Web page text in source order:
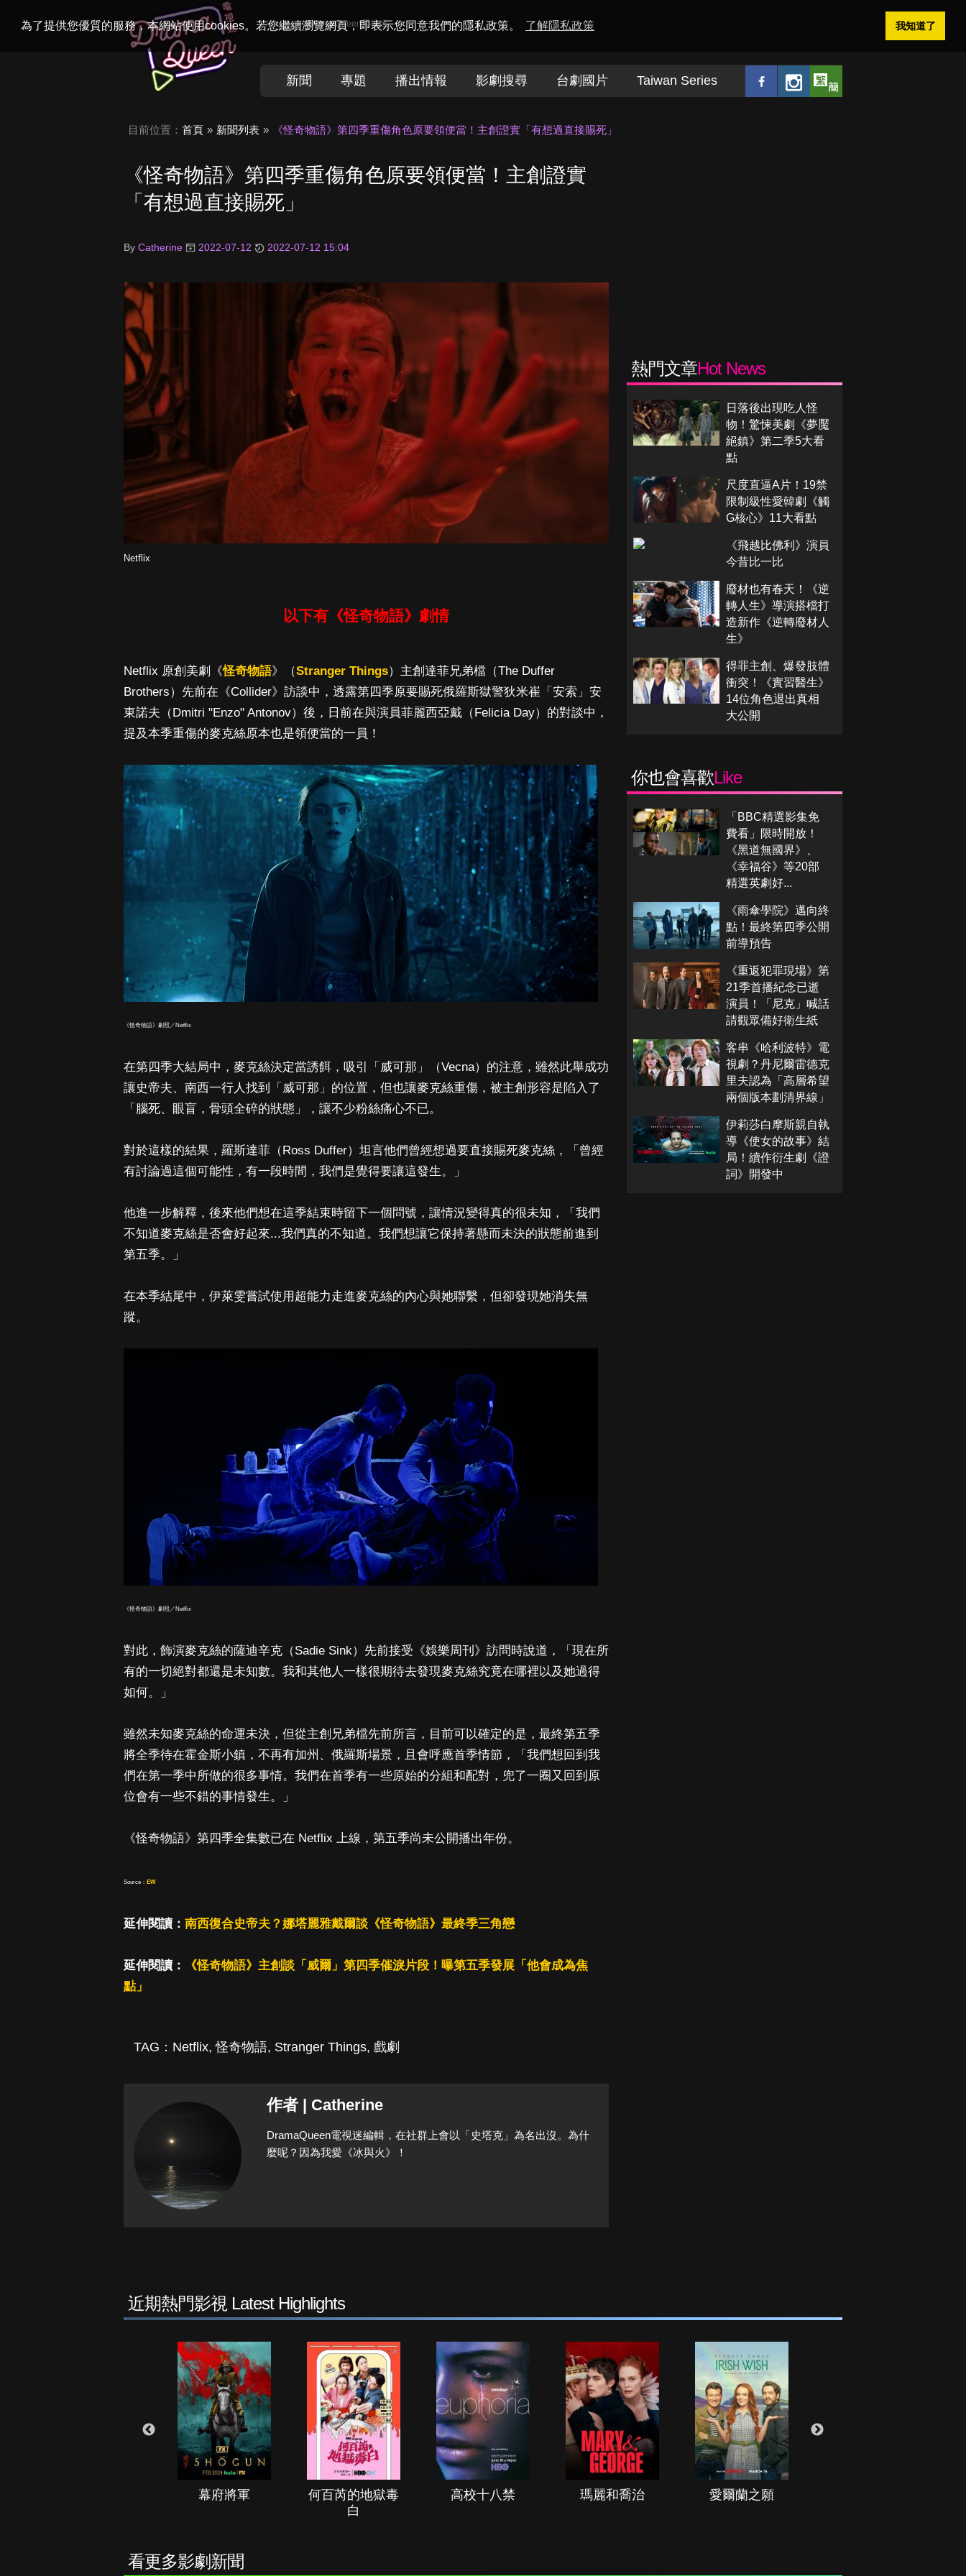
為了提供您優質的服務，本網站使用cookies。若您繼續瀏覽網頁，即表示您同意我們的隱私政策。 了解隱私政策 我知道了
Welcome toDramaQueen電視迷
新聞 專題 播出情報 影劇搜尋 台劇國片 Taiwan Series
目前位置： 首頁 新聞列表 《怪奇物語》第四季重傷角色原要領便當！主創證實「有想過直接賜死」
《怪奇物語》第四季重傷角色原要領便當！主創證實
「有想過直接賜死」
By Catherine 2022-07-12 2022-07-12 15:04
Netflix
以下有《怪奇物語》劇情
Netflix 原創美劇《怪奇物語》（Stranger Things）主創達菲兄弟檔（The Duffer
Brothers）先前在《Collider》訪談中，透露第四季原要賜死俄羅斯獄警狄米崔「安索」安
東諾夫（Dmitri "Enzo" Antonov）後，日前在與演員菲麗西亞戴（Felicia Day）的對談中，
提及本季重傷的麥克絲原本也是領便當的一員！
《怪奇物語》劇照／Netflix
在第四季大結局中，麥克絲決定當誘餌，吸引「威可那」（Vecna）的注意，雖然此舉成功
讓史帝夫、南西一行人找到「威可那」的位置，但也讓麥克絲重傷，被主創形容是陷入了
「腦死、眼盲，骨頭全碎的狀態」，讓不少粉絲痛心不已。
對於這樣的結果，羅斯達菲（Ross Duffer）坦言他們曾經想過要直接賜死麥克絲，「曾經
有討論過這個可能性，有一段時間，我們是覺得要讓這發生。」
他進一步解釋，後來他們想在這季結束時留下一個問號，讓情況變得真的很未知，「我們
不知道麥克絲是否會好起來...我們真的不知道。我們想讓它保持著懸而未決的狀態前進到
第五季。」
在本季結尾中，伊萊雯嘗試使用超能力走進麥克絲的內心與她聯繫，但卻發現她消失無
蹤。
《怪奇物語》劇照／Netflix
對此，飾演麥克絲的薩迪辛克（Sadie Sink）先前接受《娛樂周刊》訪問時說道，「現在所
有的一切絕對都還是未知數。我和其他人一樣很期待去發現麥克絲究竟在哪裡以及她過得
如何。」
雖然未知麥克絲的命運未決，但從主創兄弟檔先前所言，目前可以確定的是，最終第五季
將全季待在霍金斯小鎮，不再有加州、俄羅斯場景，且會呼應首季情節，「我們想回到我
們在第一季中所做的很多事情。我們在首季有一些原始的分組和配對，兜了一圈又回到原
位會有一些不錯的事情發生。」
《怪奇物語》第四季全集數已在 Netflix 上線，第五季尚未公開播出年份。
Source： EW
延伸閱讀： 南西復合史帝夫？娜塔麗雅戴爾談《怪奇物語》最終季三角戀
延伸閱讀：
《怪奇物語》主創談「威爾」第四季催淚片段！曝第五季發展「他會成為焦
點」
TAG： Netflix,怪奇物語, Stranger Things, 戲劇
作者 | Catherine
DramaQueen電視迷編輯，在社群上會以「史塔克」為名出沒。為什
麼呢？因為我愛《冰與火》！
熱門文章Hot News
日落後出現吃人怪
物！驚悚美劇《夢魘
絕鎮》第二季5大看
點
尺度直逼A片！19禁
限制級性愛韓劇《觸
G核心》11大看點
《飛越比佛利》演員
今昔比一比
廢材也有春天！《逆
轉人生》導演搭檔打
造新作《逆轉廢材人
生》
得罪主創、爆發肢體
衝突！《實習醫生》
14位角色退出真相
大公開
你也會喜歡Like
「BBC精選影集免
費看」限時開放！
《黑道無國界》、
《幸福谷》等20部
精選英劇好...
《雨傘學院》邁向終
點！最終第四季公開
前導預告
《重返犯罪現場》第
21季首播紀念已逝
演員！「尼克」喊話
請觀眾備好衛生紙
客串《哈利波特》電
視劇？丹尼爾雷德克
里夫認為「高層希望
兩個版本劃清界線」
伊莉莎白摩斯親自執
導《使女的故事》結
局！續作衍生劇《證
詞》開發中
近期熱門影視 Latest Highlights
幕府將軍
何百芮的地獄毒
白
高校十八禁 瑪麗和喬治 愛爾蘭之願
看更多影劇新聞